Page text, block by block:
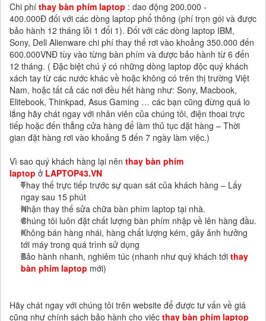
Chi phí thay bàn phím laptop : dao động 200.000 -
400.000Đ đối với các dòng laptop phổ thông (phí trọn gói và được
bảo hành 12 tháng lỗi 1 đổi 1). Đối với các dòng laptop IBM,
Sony, Dell Alienware chi phí thay thế rơi vào khoảng 350.000 đến
600.000VNĐ tùy vào từng bàn phím và được bảo hành từ 6 đến
12 tháng. ( Đặc biệt chú ý có những dòng laptop độc quý khách
xách tay từ các nước khác về hoặc không có trên thị trường Việt
Nam, hoặc tất cả các nơi đều hết hàng như: Sony, Macbook,
Elitebook, Thinkpad, Asus Gaming … các bạn cũng đừng quá lo
lắng hãy chát ngay với nhân viên của chúng tôi, điện thoai trực
tiếp hoặc đến thẳng cửa hàng để làm thủ tục đặt hàng – Thời
gian đặt hàng rơi vào khoảng 5 đến 7 ngày làm việc.)
Vì sao quý khách hàng lại nên thay bàn phím
laptop ở LAPTOP43.VN
Thay thế trực tiếp trước sự quan sát của khách hàng – Lấy
ngay sau 15 phút
Nhận thay thế sửa chữa bàn phím laptop tại nhà.
Chúng tôi luôn đặt chất lượng bàn phím nhập về lên hàng đầu.
Không bán hàng nhái, hàng chất lượng kém, gây ảnh hưởng
tới máy trong quá trình sử dụng
Bảo hành nhanh, nghiêm túc (nhanh như quý khách tới thay
bàn phím laptop mới)
Hãy chát ngay với chúng tôi trên website để được tư vấn về giá
cũng như chính sách bảo hành cho việc thay bàn phím laptop